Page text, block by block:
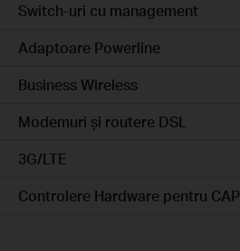
Switch-uri cu management
Adaptoare Powerline
Business Wireless
Modemuri și routere DSL
3G/LTE
Controlere Hardware pentru CAP